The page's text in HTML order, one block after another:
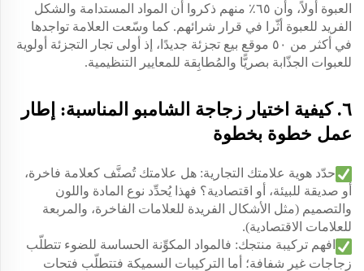
العبوة أولاً، وأن ٦٥٪ منهم ذكروا أن المواد المستدامة والشكل
الفريد للعبوة أثّرا في قرار شرائهم. كما وسّعت العلامة تواجدها
في أكثر من ٥٠ موقع بيع تجزئة جديدًا، إذ أولى تجار التجزئة أولوية
للعبوات الجذّابة بصريًّا والمُطابِقة للمعايير التنظيمية.
٦. كيفية اختيار زجاجة الشامبو المناسبة: إطار
عمل خطوة بخطوة
حدّد هوية علامتك التجارية: هل علامتك تُصنَّف كعلامة فاخرة،
أو صديقة للبيئة، أو اقتصادية؟ فهذا يُحدِّد نوع المادة واللون
والتصميم (مثل الأشكال الفريدة للعلامات الفاخرة، والمربعة
للعلامات الاقتصادية).
افهم تركيبة منتجك: فالمواد المكوِّنة الحساسة للضوء تتطلّب
زجاجات غير شفافة؛ أما التركيبات السميكة فتتطلّب فتحات